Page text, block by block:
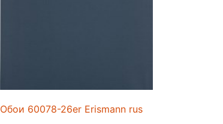
Обои 60078-26er Erismann rus